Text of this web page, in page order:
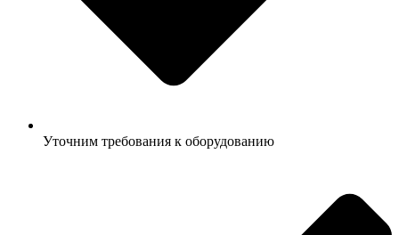
Уточним требования к оборудованию